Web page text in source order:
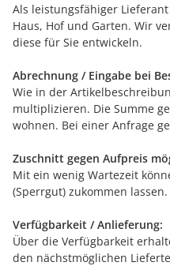
Als leistungsfähiger
Haus, Hof und Garten. Wir
diese für Sie entwickeln.
Abrechnung / Eingabe bei
Wie in der
multiplizieren. Die Summe
wohnen. Bei einer Anfrage
Zuschnitt gegen Aufpreis
Mit ein wenig Wartezeit
(Sperrgut) zukommen
Verfügbarkeit / Anlieferung:
Über die Verfügbarkeit
den nächstmöglichen